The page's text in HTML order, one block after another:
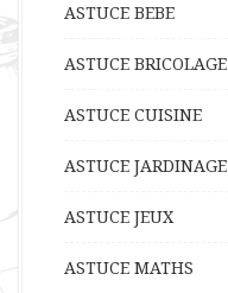
ASTUCE BEBE
ASTUCE BRICOLAGE
ASTUCE CUISINE
ASTUCE JARDINAGE
ASTUCE JEUX
ASTUCE MATHS